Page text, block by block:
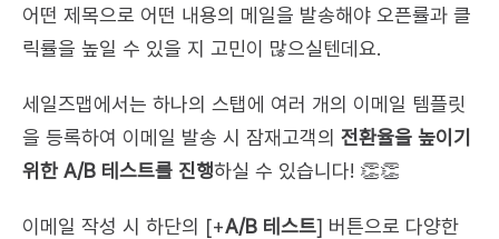
어떤 제목으로 어떤 내용의 메일을 발송해야 오픈률과 클
릭률을 높일 수 있을 지 고민이 많으실텐데요.
세일즈맵에서는 하나의 스탭에 여러 개의 이메일 템플릿
을 등록하여 이메일 발송 시 잠재고객의 전환율을 높이기
위한 A/B 테스트를 진행하실 수 있습니다! 👏👏
이메일 작성 시 하단의 [+A/B 테스트] 버튼으로 다양한